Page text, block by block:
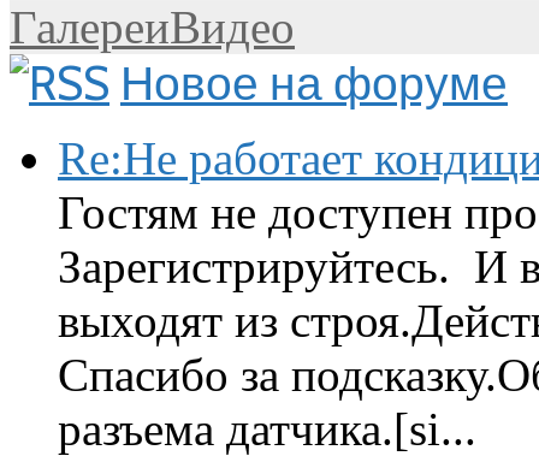
ГалереиВидео
Новое на форуме
Re:Не работает
Гостям не доступен
Зарегистрируйтесь. И
выходят из
Спасибо за
разъема датчика.[si...